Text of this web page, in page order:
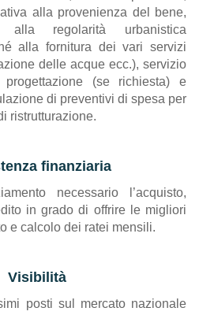
alla provenienza del bene,
alla regolarità urbanistica
alla fornitura dei vari servizi
delle acque ecc.), servizio
(se richiesta) e
di preventivi di spesa per
ristrutturazione.
finanziaria
necessario l’acquisto,
in grado di offrire le migliori
e calcolo dei ratei mensili.
Visibilità
posti sul mercato nazionale